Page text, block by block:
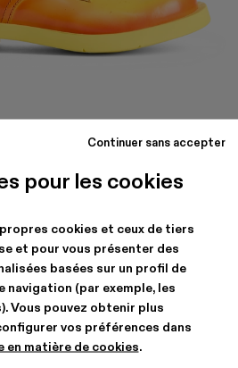
pour les cookies
cookies et ceux de tiers
et pour vous présenter des
basées sur un profil de
navigation (par exemple, les
Vous pouvez obtenir plus
vos préférences dans
en matière de cookies.
Continuer sans accepter
our tous les achats.
carbone maintenant disponible.